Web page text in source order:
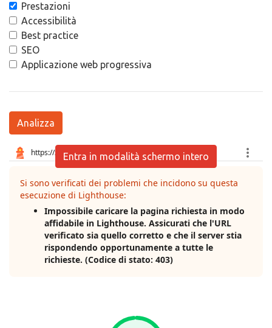
Prestazioni
Accessibilità
Best practice
SEO
Applicazione web progressiva
Analizza
Entra in modalità schermo intero